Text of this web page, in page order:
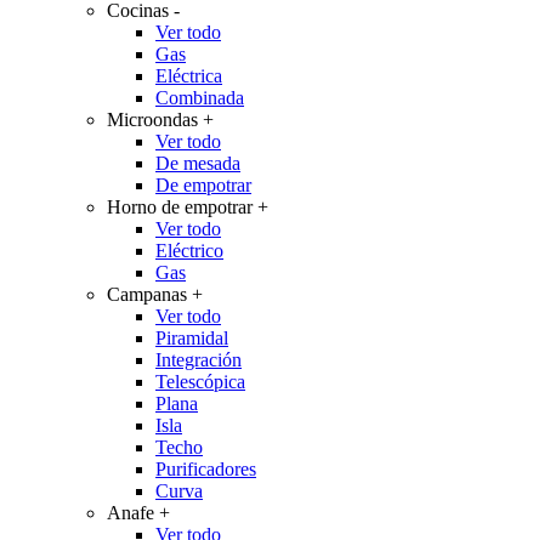
Cocinas -
Ver todo
Gas
Eléctrica
Combinada
Microondas +
Ver todo
De mesada
De empotrar
Horno de empotrar+
Ver todo
Eléctrico
Gas
Campanas +
Ver todo
Piramidal
Integración
Telescópica
Plana
Isla
Techo
Purificadores
Curva
Anafe +
Ver todo